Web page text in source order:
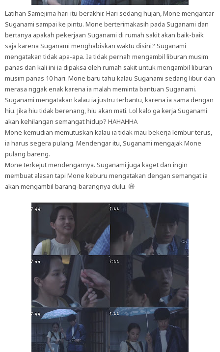
Latihan Samejima hari itu berakhir. Hari sedang hujan, Mone mengantar
Suganami sampai ke pintu. Mone berterimakasih pada Suganami dan
bertanya apakah pekerjaan Suganami di rumah sakit akan baik-baik
saja karena Suganami menghabiskan waktu disini? Suganami
mengatakan tidak apa-apa. Ia tidak pernah mengambil liburan musim
panas dan kali ini ia dipaksa oleh rumah sakit untuk mengambil liburan
musim panas 10 hari. Mone baru tahu kalau Suganami sedang libur dan
merasa nggak enak karena ia malah meminta bantuan Suganami.
Suganami mengatakan kalau ia justru terbantu, karena ia sama dengan
hiu. Jika hiu tidak berenang, hiu akan mati. Lol kalo ga kerja Suganami
akan kehilangan semangat hidup? HAHAHHA
Mone kemudian memutuskan kalau ia tidak mau bekerja lembur terus,
ia harus segera pulang. Mendengar itu, Suganami mengajak Mone
pulang bareng.
Mone terkejut mendengarnya. Suganami juga kaget dan ingin
membuat alasan tapi Mone keburu mengatakan dengan semangat ia
akan mengambil barang-barangnya dulu. 😆